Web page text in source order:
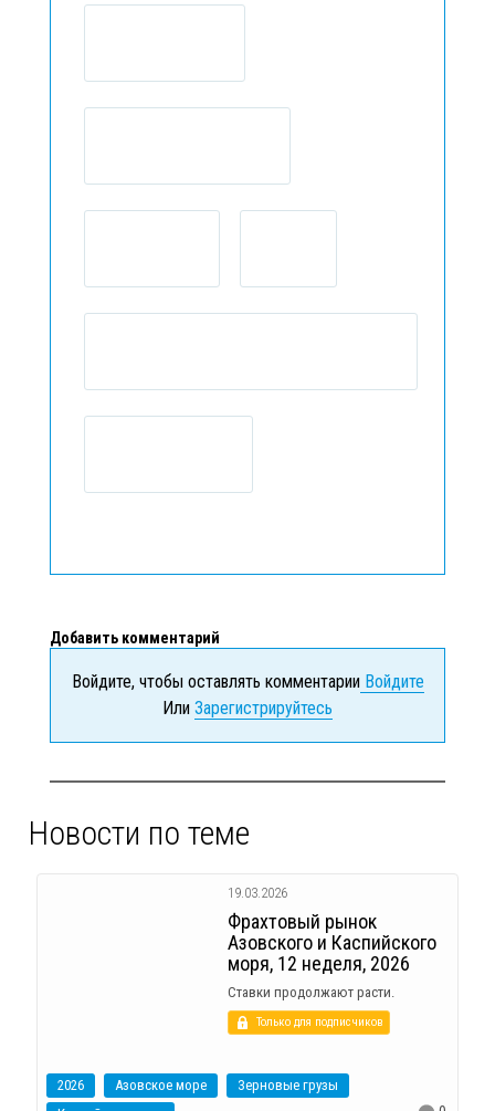
Добавить комментарий
Войдите, чтобы оставлять комментарииВойдите
Или Зарегистрируйтесь
Новости по теме
19.03.2026
Фрахтовый рынок
Азовского и Каспийского
моря, 12 неделя, 2026
Ставки продолжают расти.
Только для подписчиков
2026 Азовское море
Зерновые грузы